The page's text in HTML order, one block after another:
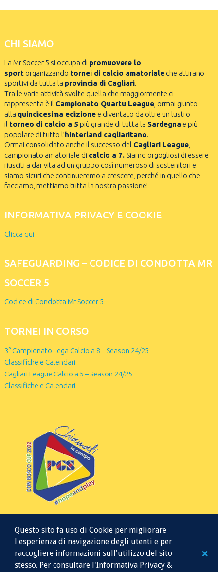
CHI SIAMO
La Mr Soccer 5 si occupa di promuovere lo
sportorganizzando tornei di calcio amatorialeche attirano
sportivi da tutta la provincia di Cagliari.
Tra le varie attività svolte quella che maggiormente ci
rappresenta è il Campionato Quartu League, ormai giunto
alla quindicesima edizionee diventato da oltre un lustro
il torneo di calcio a 5 più grande di tutta la Sardegna e più
popolare di tutto l’hinterland cagliaritano.
Ormai consolidato anche il successo del Cagliari League,
campionato amatoriale di calcio a 7. Siamo orgogliosi di essere
riusciti a dar vita ad un gruppo così numeroso di sostenitori e
siamo sicuri che continueremo a crescere, perché in quello che
facciamo, mettiamo tutta la nostra passione!
INFORMATIVA PRIVACY E COOKIE
Clicca qui
SAFEGUARDING – CODICE DI CONDOTTA MR
SOCCER 5
Codice di Condotta Mr Soccer 5
TORNEI IN CORSO
3° Campionato Lega Calcio a 8 – Season 24/25
Classifiche e Calendari
Cagliari League Calcio a 5 – Season 24/25
Classifiche e Calendari
Questo sito fa uso di Cookie per migliorare
l'esperienza di navigazione degli utenti e per
raccogliere informazioni sull'utilizzo del sito
stesso. Per consultare l'Informativa Privacy &